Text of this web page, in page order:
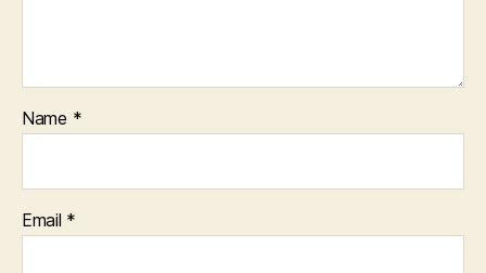
Name *
Email *